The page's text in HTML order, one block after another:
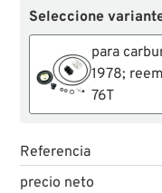
Seleccione
para
1978;
76T
Referencia
precio neto